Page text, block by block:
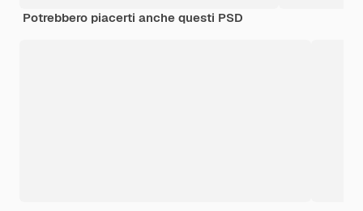
Potrebbero piacerti anche questi PSD